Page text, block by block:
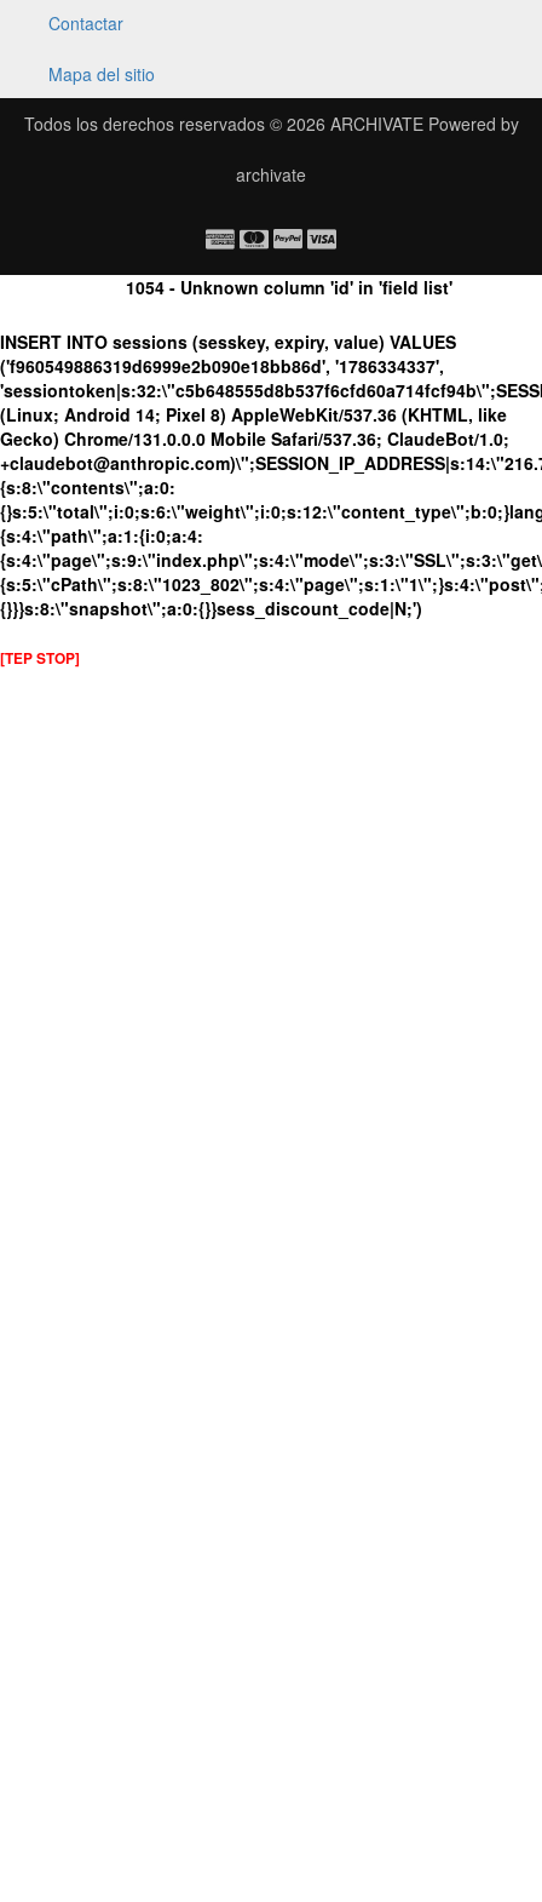
Contactar
Mapa del sitio
Todos los derechos reservados © 2026 ARCHIVATEPowered by
archivate
1054 - Unknown column 'id' in 'field list'
INSERT INTO sessions (sesskey, expiry, value) VALUES
('f960549886319d6999e2b090e18bb86d', '1786334337',
(Linux; Android 14; Pixel 8) AppleWebKit/537.36 (KHTML, like
Gecko) Chrome/131.0.0.0 Mobile Safari/537.36; ClaudeBot/1.0;
{s:8:\"contents\";a:0:
{s:4:\"path\";a:1:{i:0;a:4:
{}}}s:8:\"snapshot\";a:0:{}}sess_discount_code|N;')
[TEP STOP]